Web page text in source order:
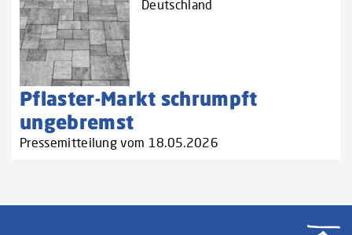
Deutschland
Pflaster-Markt schrumpft
ungebremst
Pressemitteilung vom 18.05.2026